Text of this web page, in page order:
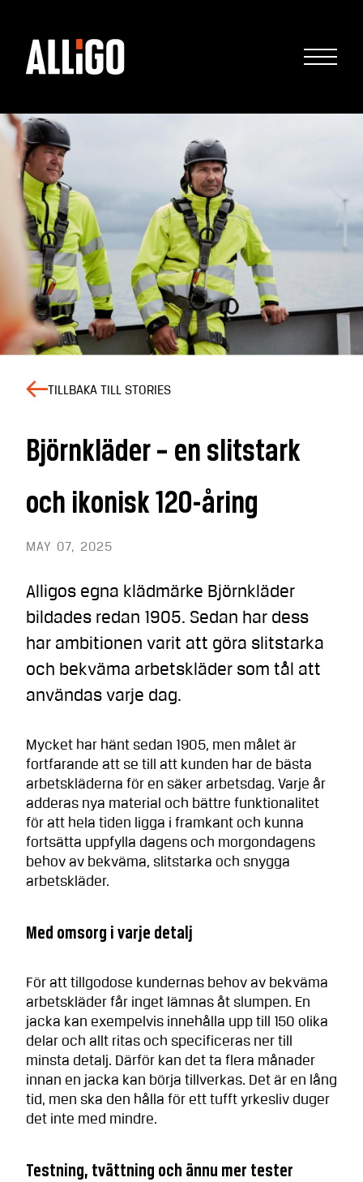
TILLBAKA TILL STORIES
Björnkläder – en slitstark
och ikonisk 120-åring
MAY 07, 2025
Alligos egna klädmärke Björnkläder
bildades redan 1905. Sedan har dess
har ambitionen varit att göra slitstarka
och bekväma arbetskläder som tål att
användas varje dag.
Mycket har hänt sedan 1905, men målet är
fortfarande att se till att kunden har de bästa
arbetskläderna för en säker arbetsdag. Varje år
adderas nya material och bättre funktionalitet
för att hela tiden ligga i framkant och kunna
fortsätta uppfylla dagens och morgondagens
behov av bekväma, slitstarka och snygga
arbetskläder.
Med omsorg i varje detalj
För att tillgodose kundernas behov av bekväma
arbetskläder får inget lämnas åt slumpen. En
jacka kan exempelvis innehålla upp till 150 olika
delar och allt ritas och specificeras ner till
minsta detalj. Därför kan det ta flera månader
innan en jacka kan börja tillverkas. Det är en lång
tid, men ska den hålla för ett tufft yrkesliv duger
det inte med mindre.
Testning, tvättning och ännu mer tester